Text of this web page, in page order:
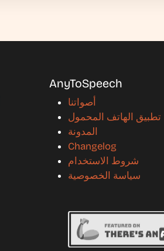
AnyToSpeech
أصواتنا
تطبيق الهاتف المحمول
المدونة
Changelog
شروط الاستخدام
سياسة الخصوصية